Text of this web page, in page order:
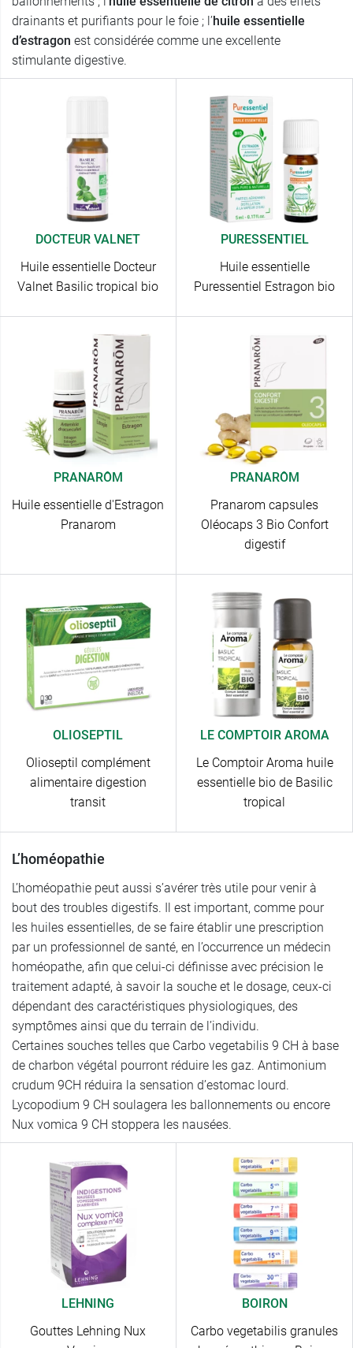
drainants et purifiants pour le foie ; l’huile essentielle
d’estragon est considérée comme une excellente
stimulante digestive.
DOCTEUR VALNET
Huile essentielle Docteur
Valnet Basilic tropical bio
PURESSENTIEL
Huile essentielle
Puressentiel Estragon bio
PRANARÔM
Huile essentielle d'Estragon
Pranarom
PRANARÔM
Pranarom capsules
Oléocaps 3 Bio Confort
digestif
OLIOSEPTIL
Olioseptil complément
alimentaire digestion
transit
LE COMPTOIR AROMA
Le Comptoir Aroma huile
essentielle bio de Basilic
tropical
L’homéopathie
L’homéopathie peut aussi s’avérer très utile pour venir à
bout des troubles digestifs. Il est important, comme pour
les huiles essentielles, de se faire établir une prescription
par un professionnel de santé, en l’occurrence un médecin
homéopathe, afin que celui-ci définisse avec précision le
traitement adapté, à savoir la souche et le dosage, ceux-ci
dépendant des caractéristiques physiologiques, des
symptômes ainsi que du terrain de l’individu.
Certaines souches telles que Carbo vegetabilis 9 CH à base
de charbon végétal pourront réduire les gaz. Antimonium
crudum 9CH réduira la sensation d’estomac lourd.
Lycopodium 9 CH soulagera les ballonnements ou encore
Nux vomica 9 CH stoppera les nausées.
LEHNING
Gouttes Lehning Nux
BOIRON
Carbo vegetabilis granules